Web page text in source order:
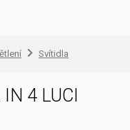
Svítidla
4 LUCI